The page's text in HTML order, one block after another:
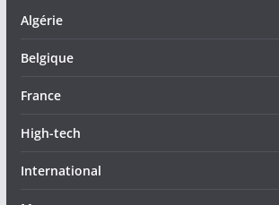
Algérie
Belgique
France
High-tech
International